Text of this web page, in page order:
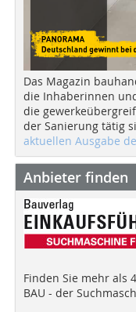
Das Magazin
die Inhaberinnen
die
der Sanierung tätig
aktuellen Ausgabe
Anbieter finden
Finden Sie mehr als
BAU - der